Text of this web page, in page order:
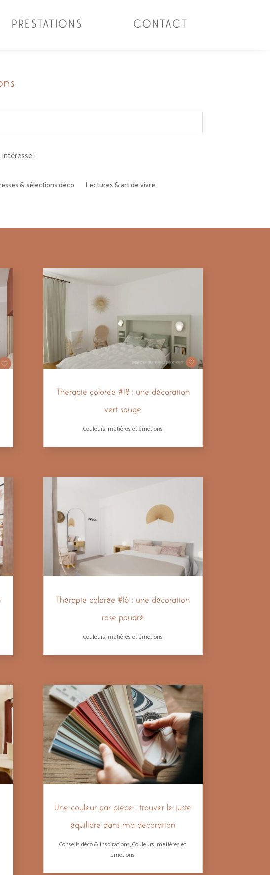
PRESTATIONS CONTACT
:
& sélections déco
Lectures & art de vivre
Thérapie colorée #18 : une décoration
vert sauge
Couleurs, matières et émotions
Thérapie colorée #16 : une décoration
rose poudré
Couleurs, matières et émotions
Une couleur par pièce : trouver le juste
équilibre dans ma décoration
Conseils déco & inspirations,Couleurs, matières et
émotions